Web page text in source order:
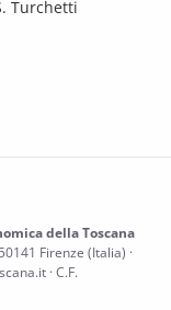
Turchetti
della Toscana
Firenze (Italia) ·
· C.F.